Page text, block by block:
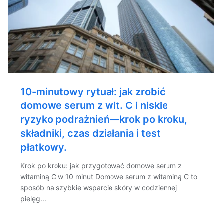
10-minutowy rytuał: jak zrobić
domowe serum z wit. C i niskie
ryzyko podrażnień—krok po kroku,
składniki, czas działania i test
płatkowy.
Krok po kroku: jak przygotować domowe serum z
witaminą C w 10 minut Domowe serum z witaminą C to
sposób na szybkie wsparcie skóry w codziennej
pielęg...